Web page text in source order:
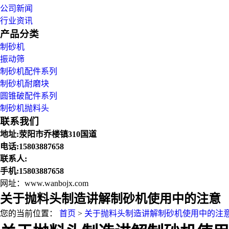
公司新闻
行业资讯
产品分类
制砂机
振动筛
制砂机配件系列
制砂机耐磨块
圆锥破配件系列
制砂机抛料头
联系我们
地址:荥阳市乔楼镇310国道
电话:15803887658
联系人:
手机:15803887658
网址：www.wanbojx.com
关于抛料头制造讲解制砂机使用中的注意
您的当前位置： 首页 > 关于抛料头制造讲解制砂机使用中的注